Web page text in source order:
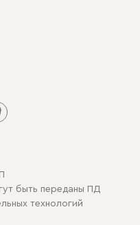
быть переданы ПД
технологий